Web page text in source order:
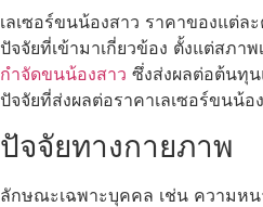
เลเซอร์ขนน้องสาว ราคาของแต่ล
ปัจจัยที่เข้ามาเกี่ยวข้อง ตั้งแต่สภา
กำจัดขนน้องสาว ซึ่งส่งผลต่อต้นทุ
ปัจจัยที่ส่งผลต่อราคาเลเซอร์ขนน้อ
ปัจจัยทางกายภาพ
ลักษณะเฉพาะบุคคล เช่น ความห